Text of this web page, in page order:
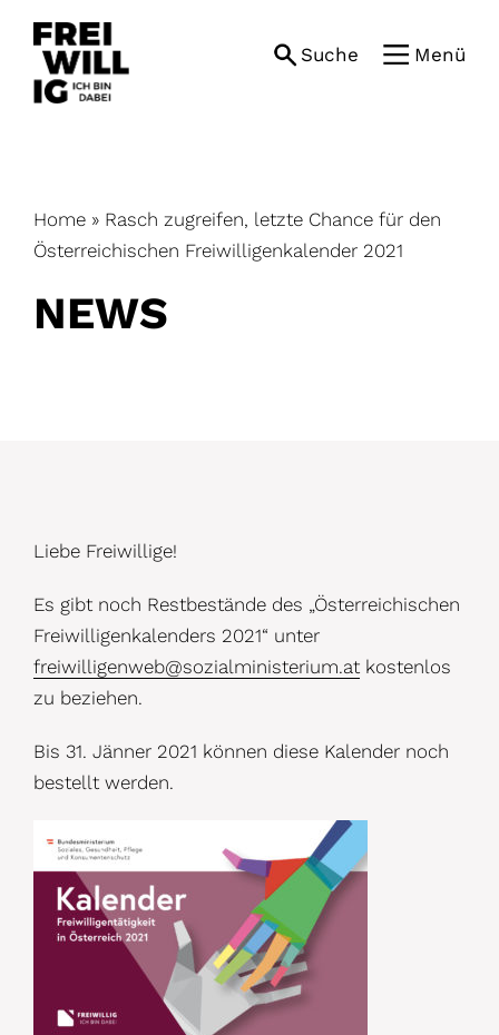
content
Suche Menü
Home » Rasch zugreifen, letzte Chance für den
Österreichischen Freiwilligenkalender 2021
NEWS
Liebe Freiwillige!
Es gibt noch Restbestände des „Österreichischen
Freiwilligenkalenders 2021“ unter
freiwilligenweb@sozialministerium.at kostenlos
zu beziehen.
Bis 31. Jänner 2021 können diese Kalender noch
bestellt werden.